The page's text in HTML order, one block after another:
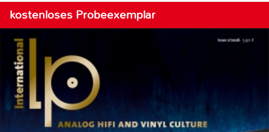
kostenloses Probeexemplar